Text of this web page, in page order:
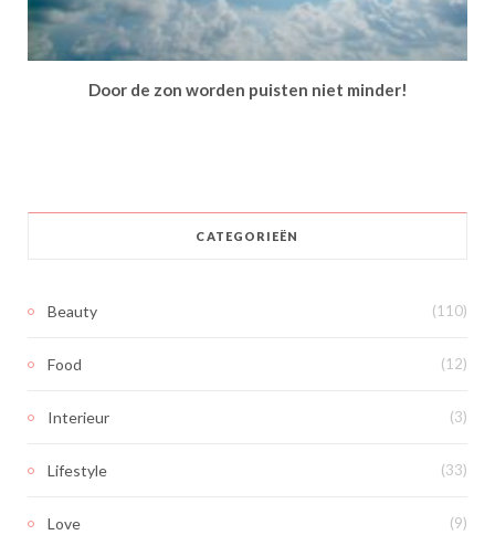
Door de zon worden puisten niet minder!
CATEGORIEËN
Beauty (110)
Food (12)
Interieur (3)
Lifestyle (33)
Love (9)